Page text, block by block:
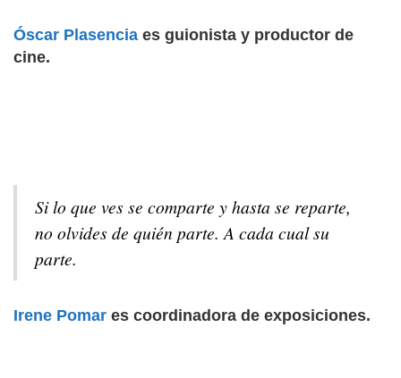
Óscar Plasencia es guionista y productor de
cine.
Si lo que ves se comparte y hasta se reparte,
no olvides de quién parte. A cada cual su
parte.
Irene Pomar es coordinadora de exposiciones.